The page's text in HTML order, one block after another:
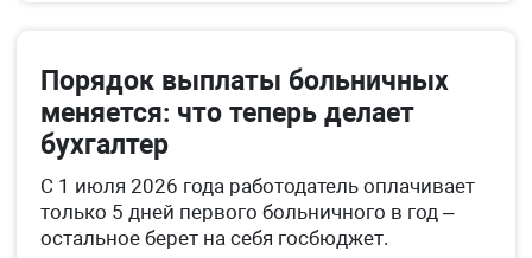
Порядок выплаты больничных
меняется: что теперь делает
бухгалтер
С 1 июля 2026 года работодатель оплачивает
только 5 дней первого больничного в год –
остальное берет на себя госбюджет.